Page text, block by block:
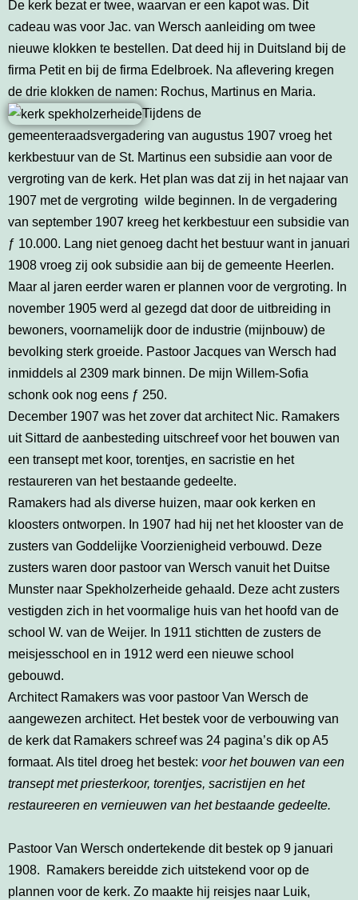
De kerk bezat er twee, waarvan er een kapot was. Dit
cadeau was voor Jac. van Wersch aanleiding om twee
nieuwe klokken te bestellen. Dat deed hij in Duitsland bij de
firma Petit en bij de firma Edelbroek. Na aflevering kregen
de drie klokken de namen: Rochus, Martinus en Maria.
Tijdens de
gemeenteraadsvergadering van augustus 1907 vroeg het
kerkbestuur van de St. Martinus een subsidie aan voor de
vergroting van de kerk. Het plan was dat zij in het najaar van
1907 met de vergroting wilde beginnen. In de vergadering
van september 1907 kreeg het kerkbestuur een subsidie van
ƒ 10.000. Lang niet genoeg dacht het bestuur want in januari
1908 vroeg zij ook subsidie aan bij de gemeente Heerlen.
Maar al jaren eerder waren er plannen voor de vergroting. In
november 1905 werd al gezegd dat door de uitbreiding in
bewoners, voornamelijk door de industrie (mijnbouw) de
bevolking sterk groeide. Pastoor Jacques van Wersch had
inmiddels al 2309 mark binnen. De mijn Willem-Sofia
schonk ook nog eens ƒ 250.
December 1907 was het zover dat architect Nic. Ramakers
uit Sittard de aanbesteding uitschreef voor het bouwen van
een transept met koor, torentjes, en sacristie en het
restaureren van het bestaande gedeelte.
Ramakers had als diverse huizen, maar ook kerken en
kloosters ontworpen. In 1907 had hij net het klooster van de
zusters van Goddelijke Voorzienigheid verbouwd. Deze
zusters waren door pastoor van Wersch vanuit het Duitse
Munster naar Spekholzerheide gehaald. Deze acht zusters
vestigden zich in het voormalige huis van het hoofd van de
school W. van de Weijer. In 1911 stichtten de zusters de
meisjesschool en in 1912 werd een nieuwe school
gebouwd.
Architect Ramakers was voor pastoor Van Wersch de
aangewezen architect. Het bestek voor de verbouwing van
de kerk dat Ramakers schreef was 24 pagina’s dik op A5
formaat. Als titel droeg het bestek: voor het bouwen van een
transept met priesterkoor, torentjes, sacristijen en het
restaureeren en vernieuwen van het bestaande gedeelte.
Pastoor Van Wersch ondertekende dit bestek op 9 januari
1908. Ramakers bereidde zich uitstekend voor op de
plannen voor de kerk. Zo maakte hij reisjes naar Luik,